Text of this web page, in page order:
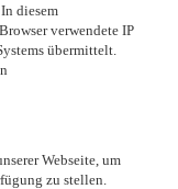
diesem
verwendete IP
übermittelt.
Webseite, um
zu stellen.